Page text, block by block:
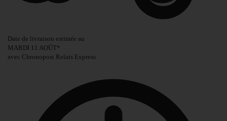
Date de livraison estimée au
MARDI 11 AOÛT*
avec Chronopost Relais Express